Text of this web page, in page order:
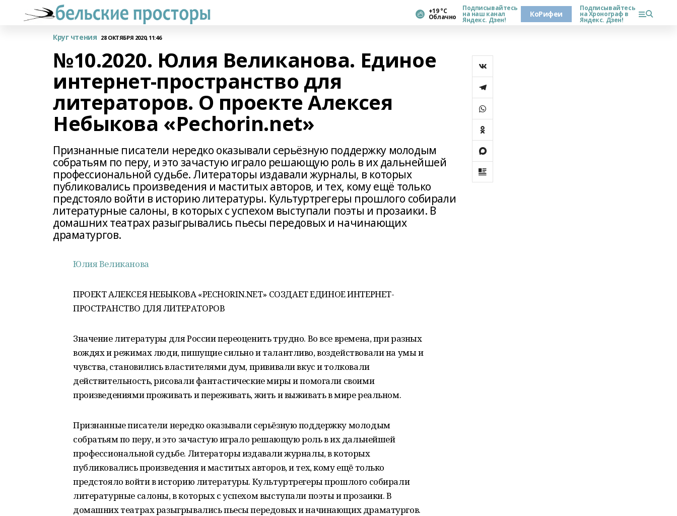
+19 °С
Облачно
Подписывайтесь
на наш канал
Яндекс. Дзен!
КоРифеи
Подписывайтесь
на Хронограф в
Яндекс. Дзен!
Круг чтения 28 ОКТЯБРЯ 2020, 11:46
№10.2020. Юлия Великанова. Единое
интернет-пространство для
литераторов. О проекте Алексея
Небыкова «Pechorin.net»
Признанные писатели нередко оказывали серьёзную поддержку молодым
собратьям по перу, и это зачастую играло решающую роль в их дальнейшей
профессиональной судьбе. Литераторы издавали журналы, в которых
публиковались произведения и маститых авторов, и тех, кому ещё только
предстояло войти в историю литературы. Культуртрегеры прошлого собирали
литературные салоны, в которых с успехом выступали поэты и прозаики. В
домашних театрах разыгрывались пьесы передовых и начинающих
драматургов.
Юлия Великанова
ПРОЕКТ АЛЕКСЕЯ НЕБЫКОВА «PECHORIN.NET» СОЗДАЕТ ЕДИНОЕ ИНТЕРНЕТ-
ПРОСТРАНСТВО ДЛЯ ЛИТЕРАТОРОВ
Значение литературы для России переоценить трудно. Во все времена, при разных
вождях и режимах люди, пишущие сильно и талантливо, воздействовали на умы и
чувства, становились властителями дум, прививали вкус и толковали
действительность, рисовали фантастические миры и помогали своими
произведениями проживать и переживать, жить и выживать в мире реальном.
Признанные писатели нередко оказывали серьёзную поддержку молодым
собратьям по перу, и это зачастую играло решающую роль в их дальнейшей
профессиональной судьбе. Литераторы издавали журналы, в которых
публиковались произведения и маститых авторов, и тех, кому ещё только
предстояло войти в историю литературы. Культуртрегеры прошлого собирали
литературные салоны, в которых с успехом выступали поэты и прозаики. В
домашних театрах разыгрывались пьесы передовых и начинающих драматургов.